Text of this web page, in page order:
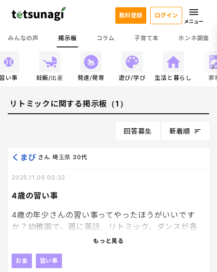
みんなの声 掲示板 コラム 子育て本 ホンネ調査
無料登録 ログイン
メニュー
い事 妊娠/出産 発達/発育 遊び/学び 生活と暮らし 家
リトミックに関する掲示板（1）
回答募集 新着順
4歳の習い事
くまぴ さん 埼玉県 30代
2025.11.06 00:32
4歳の年少さんの習い事ってやったほうがいいです
か？幼稚園で、週に英語、リトミック、ダンスが各
35分くらいずつあるのですが…
もっと見る
お金 習い事